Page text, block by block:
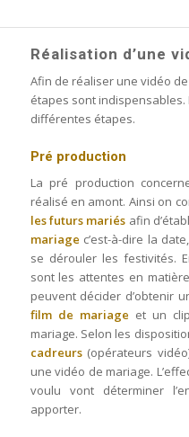
Réalisation d’une
Afin de réaliser une vidéo
étapes sont
différentes étapes.
Pré production
La pré production
réalisé en amont. Ainsi on
les futurs mariés afin
mariage c’est-à-dire la
se dérouler les festivités.
sont les attentes en
peuvent décider d’obtenir
film de mariage et un
mariage. Selon les
cadreurs(opérateurs
une vidéo de mariage.
voulu vont déterminer
apporter.